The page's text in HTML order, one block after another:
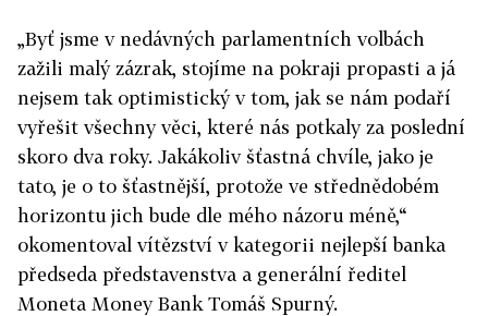
„Byť jsme v nedávných parlamentních volbách
zažili malý zázrak, stojíme na pokraji propasti a já
nejsem tak optimistický v tom, jak se nám podaří
vyřešit všechny věci, které nás potkaly za poslední
skoro dva roky. Jakákoliv šťastná chvíle, jako je
tato, je o to šťastnější, protože ve střednědobém
horizontu jich bude dle mého názoru méně,“
okomentoval vítězství v kategorii nejlepší banka
předseda představenstva a generální ředitel
Moneta Money Bank Tomáš Spurný.